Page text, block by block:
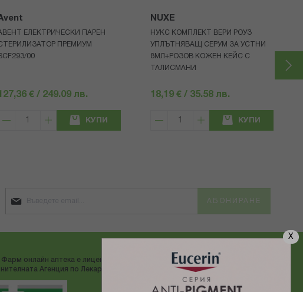
X
ЕЛЕКТРИЧЕСКИ ПАРЕН
ПРЕМИУМ
00
€ / 249.09 лв.
КУПИ
NUXE
НУКС КОМПЛЕКТ ВЕРИ РОУЗ
УПЛЪТНЯВАЩ СЕРУМ ЗА УСТНИ
8МЛ+РОЗОВ КОЖЕН КЕЙС С
ТАЛИСМАНИ
18,19 € / 35.58 лв.
КУПИ
АБОНИРАНЕ
онлайн аптека е лицензирана от
Агенция по Лекарствата"
ДОСТАВЯМЕ С: